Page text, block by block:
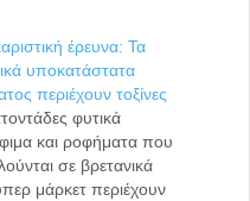
έρευνα: Τα
υποκατάστατα
περιέχουν τοξίνες
φυτικά
και ροφήματα που
σε βρετανικά
μάρκετ περιέχουν